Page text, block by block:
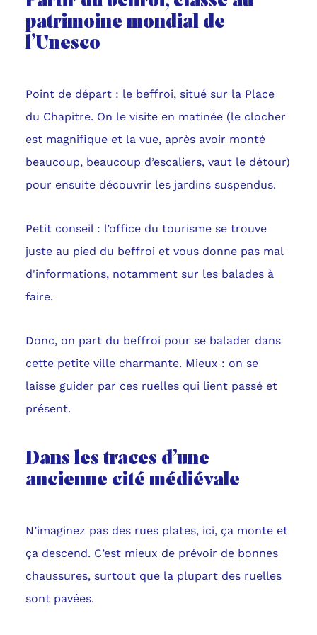
patrimoine mondial de
l’Unesco
Point de départ : le beffroi, situé sur la Place
du Chapitre. On le visite en matinée (le clocher
est magnifique et la vue, après avoir monté
beaucoup, beaucoup d’escaliers, vaut le détour)
pour ensuite découvrir les jardins suspendus.
Petit conseil : l’office du tourisme se trouve
juste au pied du beffroi et vous donne pas mal
d'informations, notamment sur les balades à
faire.
Donc, on part du beffroi pour se balader dans
cette petite ville charmante. Mieux : on se
laisse guider par ces ruelles qui lient passé et
présent.
Dans les traces d’une
ancienne cité médiévale
N’imaginez pas des rues plates, ici, ça monte et
ça descend. C’est mieux de prévoir de bonnes
chaussures, surtout que la plupart des ruelles
sont pavées.